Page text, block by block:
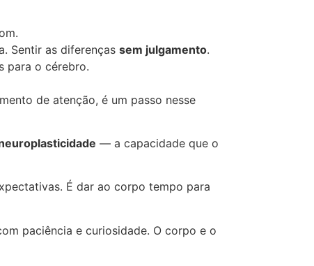
Sentir as diferenças sem julgamento.
para o cérebro.
de atenção, é um passo nesse
— a capacidade que o
É dar ao corpo tempo para
paciência e curiosidade. O corpo e o